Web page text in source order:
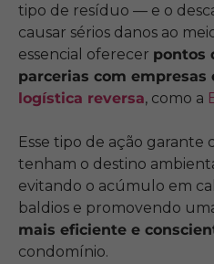
tipo de resíduo — e o
causar sérios danos ao
essencial oferecer pontos
parcerias com empresas
logística reversa, como a
Esse tipo de ação garante
tenham o destino
evitando o acúmulo em
baldios e promovendo
mais eficiente e
condomínio.